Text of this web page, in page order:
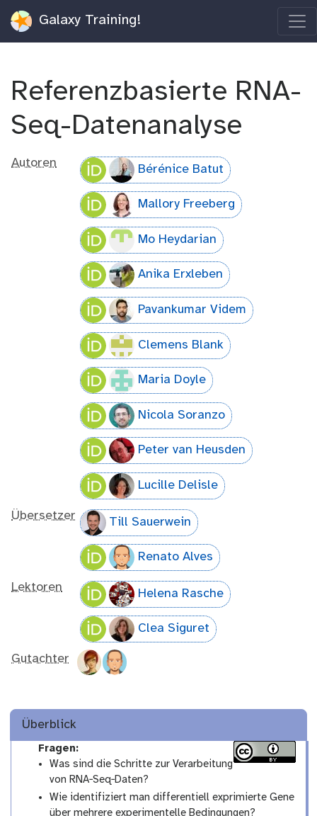
Galaxy Training!
Referenzbasierte RNA-
Seq-Datenanalyse
Autoren Bérénice Batut
Mallory Freeberg
Mo Heydarian
Anika Erxleben
Pavankumar Videm
Clemens Blank
Maria Doyle
Nicola Soranzo
Peter van Heusden
Lucille Delisle
Übersetzer Till Sauerwein
Renato Alves
Lektoren Helena Rasche
Clea Siguret
Gutachter
Überblick
Fragen:
Was sind die Schritte zur Verarbeitung
von RNA‑Seq‑Daten?
Wie identifiziert man differentiell exprimierte Gene
über mehrere experimentelle Bedingungen?